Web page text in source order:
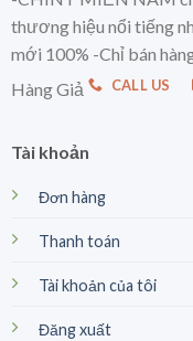
thương hiệu nổi tiếng
mới 100% -Chỉ bán
Hàng Giả
CALL US
Tài khoản
Đơn hàng
Thanh toán
Tài khoản của tôi
Đăng xuất